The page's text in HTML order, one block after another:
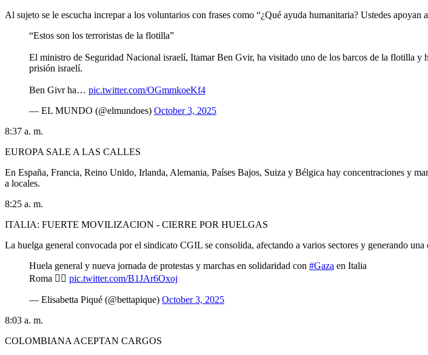
Al sujeto se le escucha increpar a los voluntarios con frases como “¿Qué ayuda humanitaria? Ustedes apoyan
“Estos son los terroristas de la flotilla”
El ministro de Seguridad Nacional israelí, Itamar Ben Gvir, ha visitado uno de los barcos de la flotilla y
prisión israelí.
Ben Givr ha… pic.twitter.com/OGmmkoeKf4
— EL MUNDO (@elmundoes) October 3, 2025
8:37 a. m.
EUROPA SALE A LAS CALLES
En España, Francia, Reino Unido, Irlanda, Alemania, Países Bajos, Suiza y Bélgica hay concentraciones y
a locales.
8:25 a. m.
ITALIA: FUERTE MOVILIZACION - CIERRE POR HUELGAS
La huelga general convocada por el sindicato CGIL se consolida, afectando a varios sectores y generando
Huela general y nueva jornada de protestas y marchas en solidaridad con #Gaza en Italia
Roma 👇🏻 pic.twitter.com/B1JAr6Oxoj
— Elisabetta Piqué (@bettapique) October 3, 2025
8:03 a. m.
COLOMBIANA ACEPTAN CARGOS